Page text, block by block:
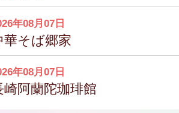
年08月07日
華そば郷家
年08月07日
崎阿蘭陀珈琲館